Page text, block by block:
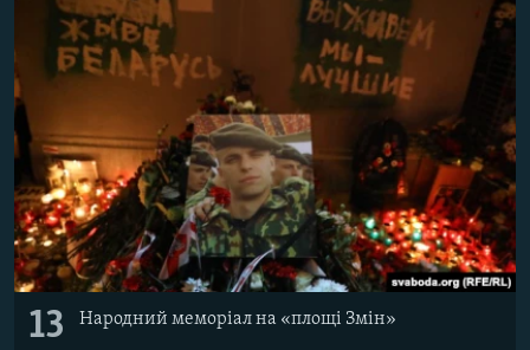
13 Народний меморіал на «площі Змін»